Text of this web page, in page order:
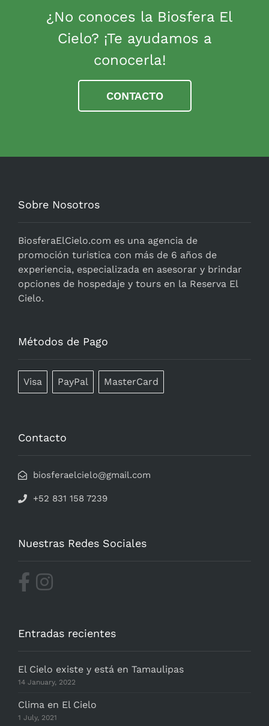
¿No conoces la Biosfera El
Cielo? ¡Te ayudamos a
conocerla!
CONTACTO
Sobre Nosotros
BiosferaElCielo.com es una agencia de
promoción turistica con más de 6 años de
experiencia, especializada en asesorar y brindar
opciones de hospedaje y tours en la Reserva El
Cielo.
Métodos de Pago
Visa PayPal MasterCard
Contacto
biosferaelcielo@gmail.com
+52 831 158 7239
Nuestras Redes Sociales
Entradas recientes
El Cielo existe y está en Tamaulipas
14 January, 2022
Clima en El Cielo
1 July, 2021